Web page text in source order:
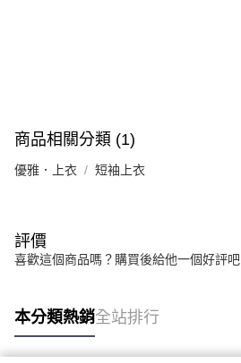
商品相關分類 (1)
優雅．上衣 短袖上衣
評價
喜歡這個商品嗎？購買後給他一個好評吧
本分類熱銷全站排行